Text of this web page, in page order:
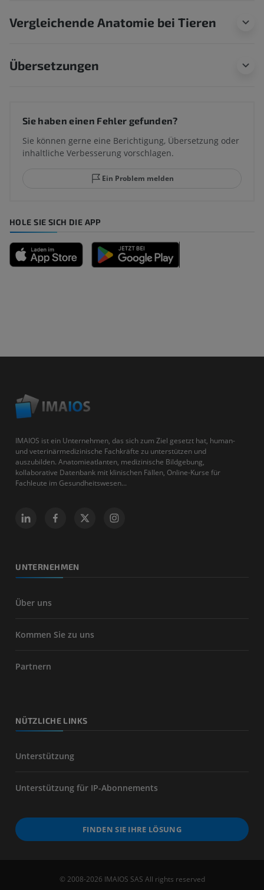
Vergleichende Anatomie bei Tieren
Übersetzungen
Sie haben einen Fehler gefunden?
Sie können gerne eine Berichtigung, Übersetzung oder
inhaltliche Verbesserung vorschlagen.
Ein Problem melden
HOLE SIE SICH DIE APP
IMAIOS ist ein Unternehmen, das sich zum Ziel gesetzt hat, human-
und veterinärmedizinische Fachkräfte zu unterstützen und
auszubilden. Anatomieatlanten, medizinische Bildgebung,
kollaborative Datenbank mit klinischen Fällen, Online-Kurse für
Fachleute im Gesundheitswesen...
UNTERNEHMEN
Über uns
Kommen Sie zu uns
Partnern
NÜTZLICHE LINKS
Unterstützung
Unterstützung für IP-Abonnements
FINDEN SIE IHRE LÖSUNG
© 2008-2026 IMAIOS SAS All rights reserved